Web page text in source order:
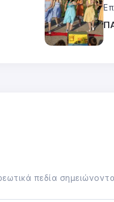
πεδία